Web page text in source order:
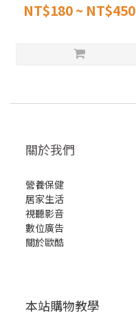
NT$180 ~ NT$450
關於我們
營養保健
居家生活
視聽影音
數位廣告
關於歐酷
本站購物教學